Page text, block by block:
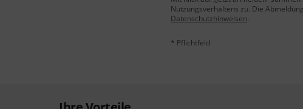
Nutzungsverhaltens zu. Die
Datenschutzhinweisen.
* Pflichtfeld